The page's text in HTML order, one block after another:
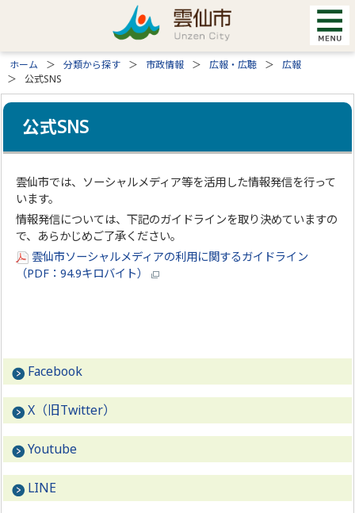
ホーム 分類から探す 市政情報 広報・広聴
広報
公式SNS
公式SNS
雲仙市では、ソーシャルメディア等を活用した情報発信を行って
います。
情報発信については、下記のガイドラインを取り決めていますの
で、あらかじめご了承ください。
雲仙市ソーシャルメディアの利用に関するガイドライン
（PDF：94.9キロバイト）
Facebook
X（旧Twitter）
Youtube
LINE